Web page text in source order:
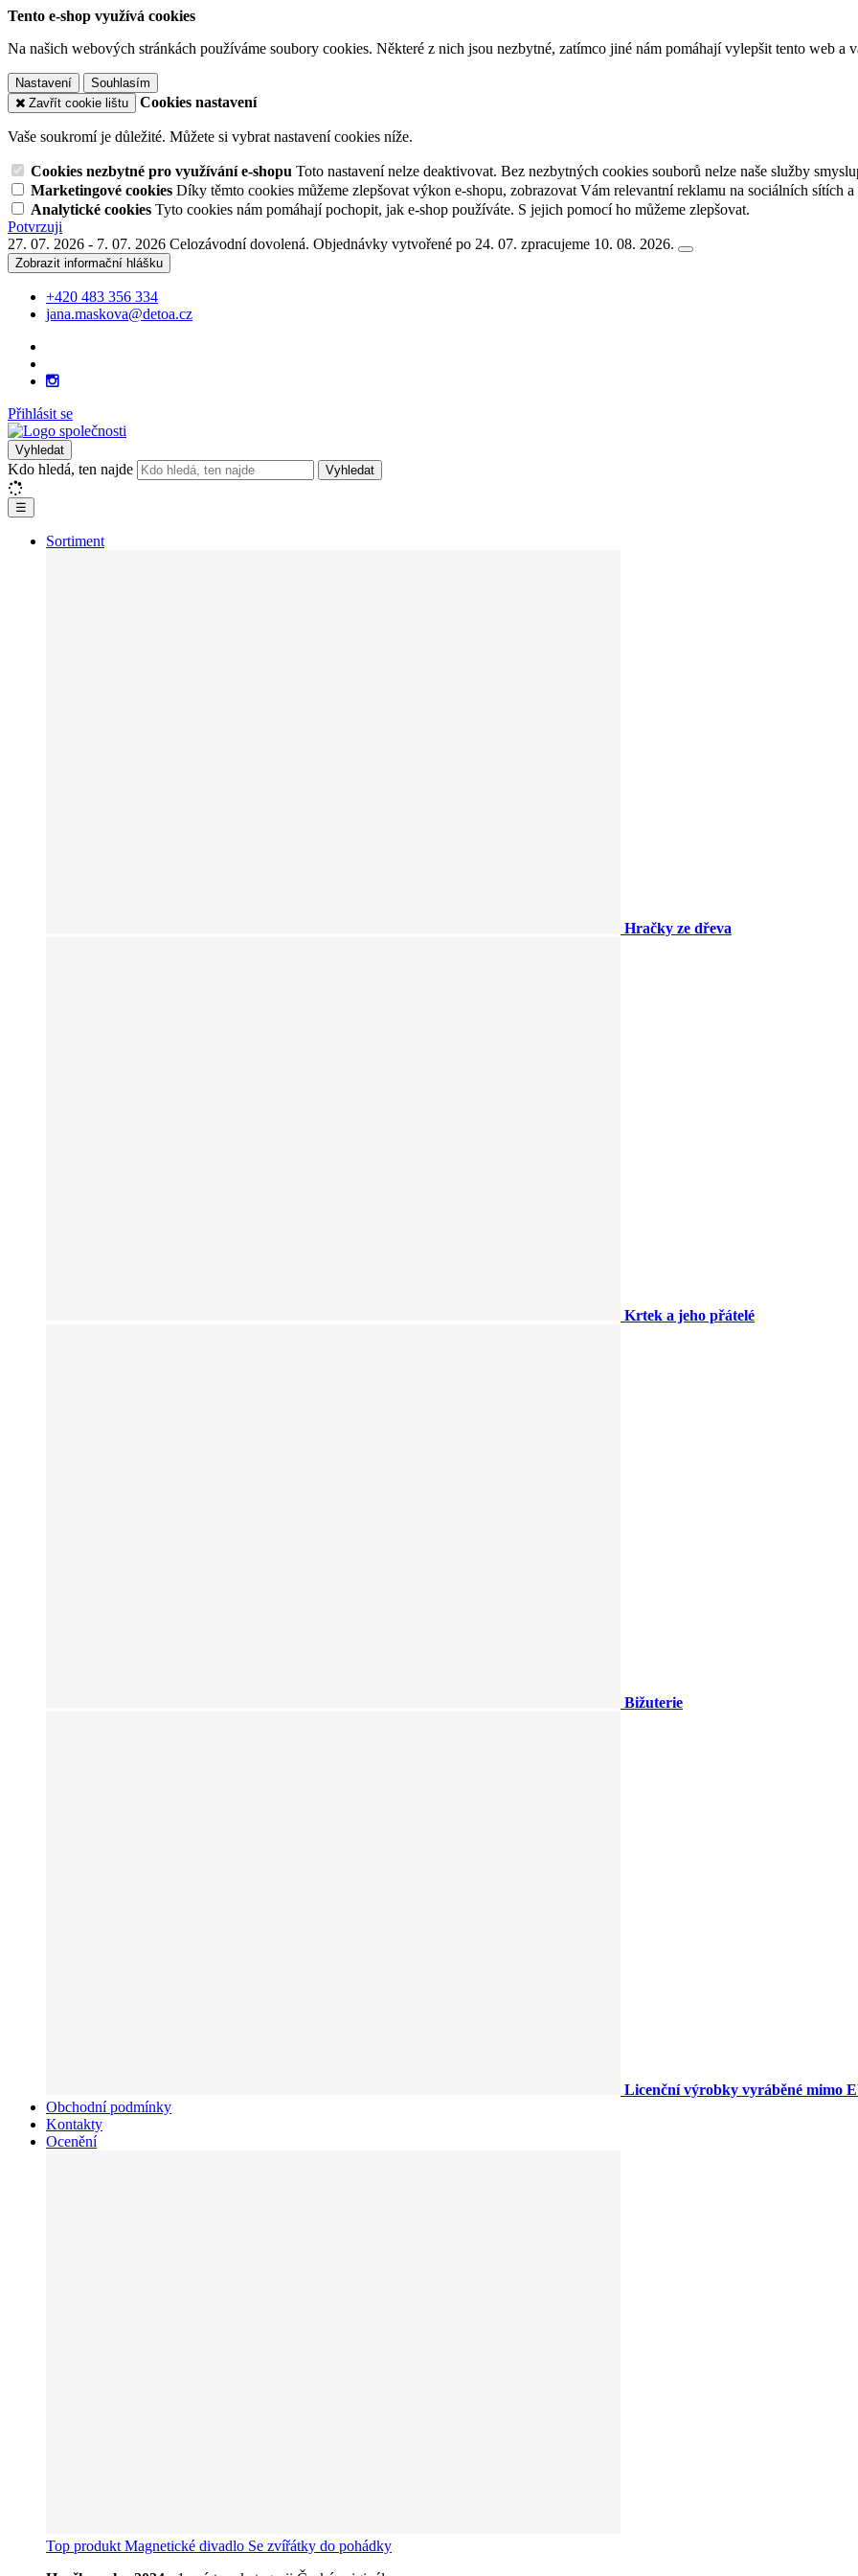
Tento e-shop využívá cookies
Na našich webových stránkách používáme soubory cookies. Některé z nich jsou nezbytné, zatímco jiné nám pomáhají vylepšit tento web a
Nastavení
Souhlasím
Zavřít cookie lištu
Cookies nastavení
Vaše soukromí je důležité. Můžete si vybrat nastavení cookies níže.
Cookies nezbytné pro využívání e-shopu Toto nastavení nelze deaktivovat. Bez nezbytných cookies souborů nelze naše služby
Marketingové cookies Díky těmto cookies můžeme zlepšovat výkon e-shopu, zobrazovat Vám relevantní reklamu na sociálních sítích
Analytické cookies Tyto cookies nám pomáhají pochopit, jak e-shop používáte. S jejich pomocí ho můžeme zlepšovat.
Potvrzuji
27. 07. 2026 - 7. 07. 2026 Celozávodní dovolená. Objednávky vytvořené po 24. 07. zpracujeme 10. 08. 2026.
Zobrazit informační hlášku
+420 483 356 334
jana.maskova@detoa.cz
Přihlásit se
Vyhledat
Kdo hledá, ten najde Vyhledat
☰
Sortiment
Hračky ze dřeva
Krtek a jeho přátelé
Bižuterie
Licenční výrobky vyráběné mimo
Obchodní podmínky
Kontakty
Ocenění
Top produkt Magnetické divadlo Se zvířátky do pohádky